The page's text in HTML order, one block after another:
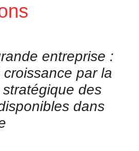
entreprise :
par la
des
dans